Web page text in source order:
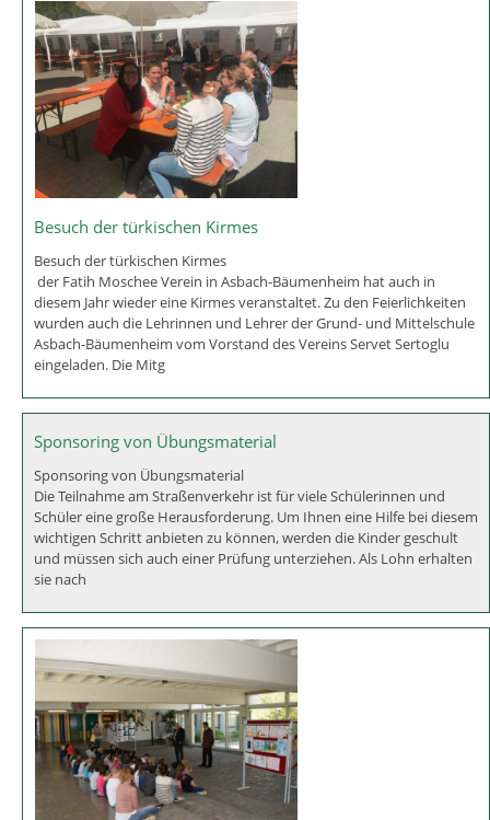
Potenzialanalyse
Potenzialanalyse an der Mittelschule in Asbach-Bäumenheim.
Eine Potenzialanalyse der Schülerinnen und Schüler der 7. Klasse
fand am 07.05 und 08.06.2018 statt. Die Potenzialanalyse ist für alle
Schüler/innen ab der 7. Klasse der Start in die Berufsorientierung. Sie
Besuch der türkischen Kirmes
Besuch der türkischen Kirmes
der Fatih Moschee Verein in Asbach-Bäumenheim hat auch in
diesem Jahr wieder eine Kirmes veranstaltet. Zu den Feierlichkeiten
Asbach-Bäumenheim vom Vorstand des Vereins Servet Sertoglu
eingeladen. Die Mitg
Sponsoring von Übungsmaterial
Sponsoring von Übungsmaterial
Die Teilnahme am Straßenverkehr ist für viele Schülerinnen und
Schüler eine große Herausforderung. Um Ihnen eine Hilfe bei diesem
wichtigen Schritt anbieten zu können, werden die Kinder geschult